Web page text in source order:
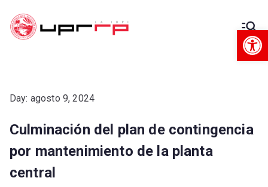
ción
Decanato de Administración
Day: agosto 9, 2024
Culminación del plan de contingencia
por mantenimiento de la planta
central